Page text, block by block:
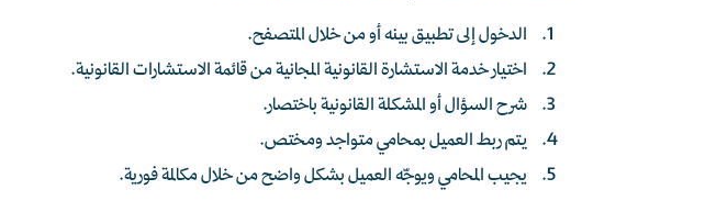
الدخول إلى تطبيق بينه أو من خلال المتصفح.
اختيار خدمة الاستشارة القانونية المجانية من قائمة الاستشارات القانونية.
شرح السؤال أو المشكلة القانونية باختصار.
يتم ربط العميل بمحامي متواجد ومختص.
يجيب المحامي ويوجّه العميل بشكل واضح من خلال مكالمة فورية.